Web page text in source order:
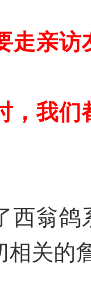
走亲
，我
西翁
相关的